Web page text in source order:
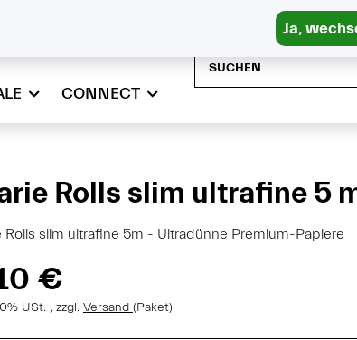
CONNECT
Rolls slim ultrafine 5
Rolls slim ultrafine 5m - Ultradünne Premium-Papiere
€
USt. , zzgl. Versand (Paket)
Ja,